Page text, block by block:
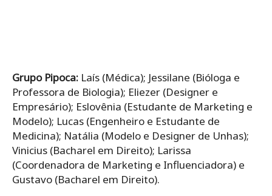
Grupo Pipoca: Laís (Médica); Jessilane (Bióloga e
Professora de Biologia); Eliezer (Designer e
Empresário); Eslovênia (Estudante de Marketing e
Modelo); Lucas (Engenheiro e Estudante de
Medicina); Natália (Modelo e Designer de Unhas);
Vinicius (Bacharel em Direito); Larissa
(Coordenadora de Marketing e Influenciadora) e
Gustavo (Bacharel em Direito).